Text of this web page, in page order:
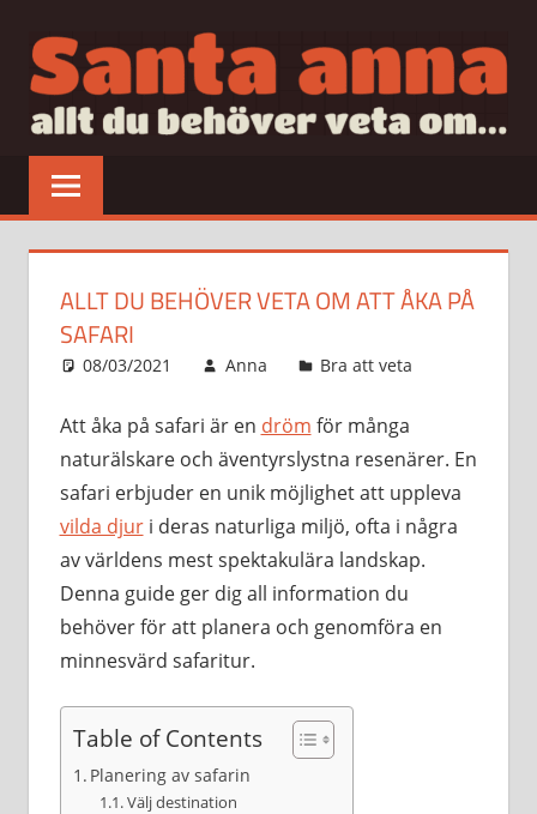
innehåll
allt
veta
ALLT DU BEHÖVER VETA OM ATT ÅKA PÅ
SAFARI
08/03/2021 Anna Bra att veta
Att åka på safari är en dröm för många
naturälskare och äventyrslystna resenärer. En
safari erbjuder en unik möjlighet att uppleva
vilda djuri deras naturliga miljö, ofta i några
av världens mest spektakulära landskap.
Denna guide ger dig all information du
behöver för att planera och genomföra en
minnesvärd safaritur.
Table of Contents
Planering av safarin
Välj destination